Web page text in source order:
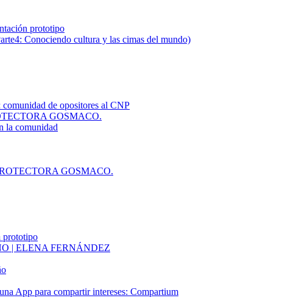
prototipo
Conociendo cultura y las cimas del mundo)
de opositores al CNP
GOSMACO.
la comunidad
GOSMACO.
prototipo
| ELENA FERNÁNDEZ
App para compartir intereses: Compartium